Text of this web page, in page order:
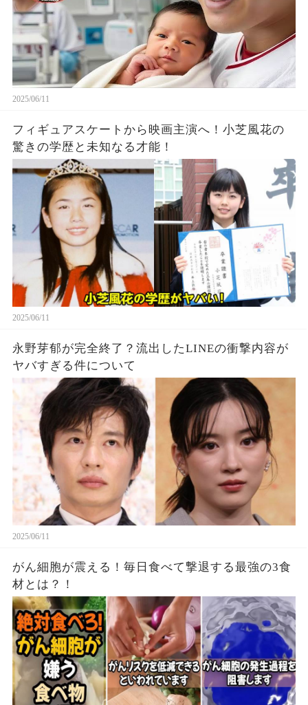
2025/06/11
フィギュアスケートから映画主演へ！小芝風花の
驚きの学歴と未知なる才能！
2025/06/11
永野芽郁が完全終了？流出したLINEの衝撃内容が
ヤバすぎる件について
2025/06/11
がん細胞が震える！毎日食べて撃退する最強の3食
材とは？！